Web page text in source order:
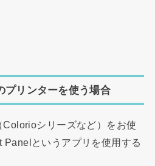
プリンターを使う場合
Colorioシリーズなど）をお使
Panelというアプリを使用する